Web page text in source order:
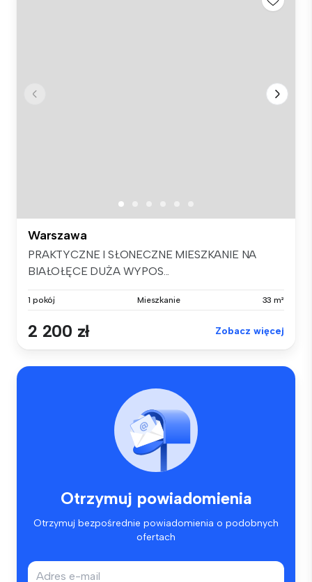
Warszawa
PRAKTYCZNE I SŁONECZNE MIESZKANIE NA
BIAŁOŁĘCE DUŻA WYPOS...
1 pokój Mieszkanie 33 m²
2 200 zł Zobacz więcej
Otrzymuj powiadomienia
Otrzymuj bezpośrednie powiadomienia o podobnych
ofertach